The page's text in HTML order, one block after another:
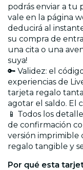
podrás enviar a tu
vale en la página
deducirá al
su compra de
una cita o una
suya!
🔑 Validez: el
experiencias de
tarjeta regalo
agotar el saldo. El
📱 Todos los
de confirmación
versión imprimible
regalo tangible y
Por qué esta